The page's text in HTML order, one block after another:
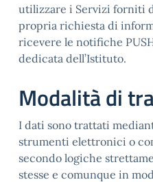
utilizzare i Servizi forniti
propria richiesta di
ricevere le notifiche
dedicata dell’Istituto.
Modalità di
I dati sono trattati
strumenti elettronici o
secondo logiche
stesse e comunque in